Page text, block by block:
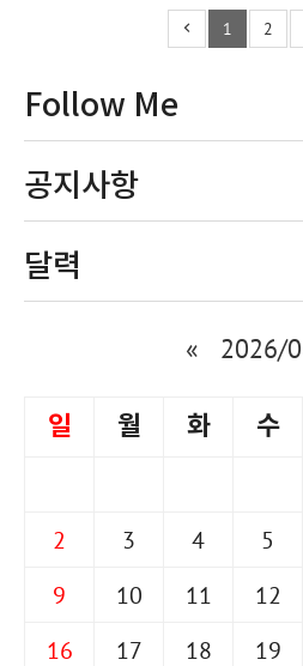
1 2
Follow Me
공지사항
달력
« 2026/
일 월 화 수
2
3 4 5
9
10 11 12
16
17 18 19